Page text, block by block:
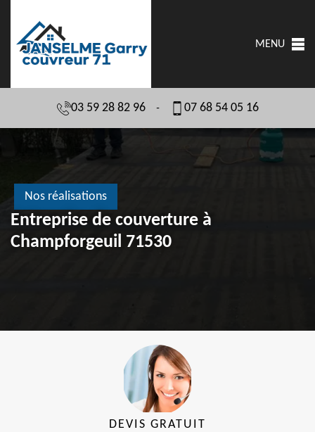
MENU
03 59 28 82 96 - 07 68 54 05 16
Nos réalisations
Entreprise de couverture à
Champforgeuil 71530
DEVIS GRATUIT